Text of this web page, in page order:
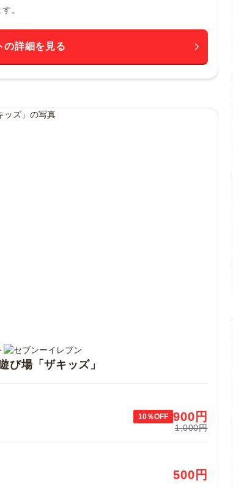
。
の詳細を見る
び場「ザキッズ」
10％OFF 900 円
1,000円
500 円